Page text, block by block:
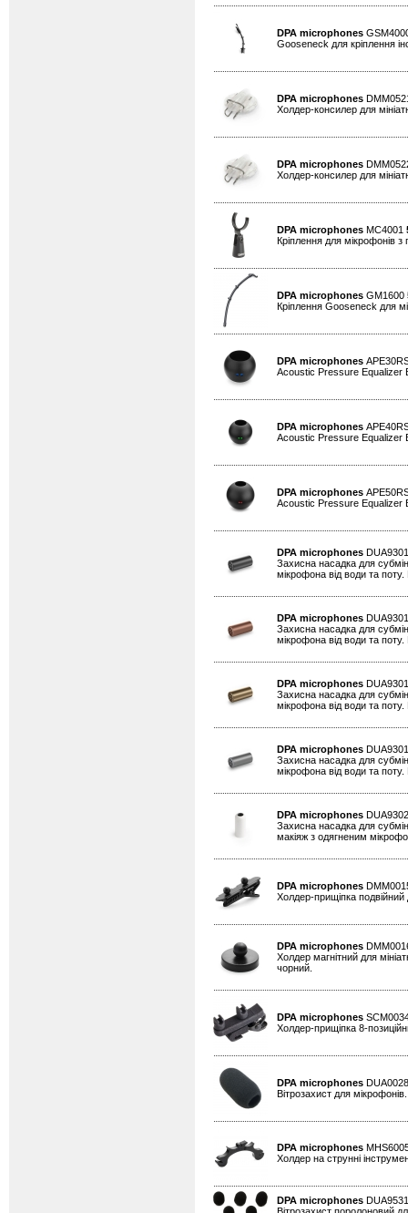
DPA microphones
Gooseneck для кріплення
DPA microphones
Холдер-консилер для
DPA microphones
Холдер-консилер для
DPA microphones MC4001
Кріплення для мікрофонів
DPA microphones GM1600
Кріплення Gooseneck для
DPA microphones
Acoustic Pressure Equalizer
DPA microphones
Acoustic Pressure Equalizer
DPA microphones
Acoustic Pressure Equalizer
DPA microphones
Захисна насадка для
мікрофона від води та
DPA microphones
Захисна насадка для
мікрофона від води та
DPA microphones
Захисна насадка для
мікрофона від води та
DPA microphones
Захисна насадка для
мікрофона від води та поту.
DPA microphones
Захисна насадка для
макіяж з одягненим
DPA microphones
Холдер-прищіпка подвійний
DPA microphones
Холдер магнітний для
чорний.
DPA microphones
Холдер-прищіпка 8-
DPA microphones
Вітрозахист для
DPA microphones
Холдер на струнні
DPA microphones